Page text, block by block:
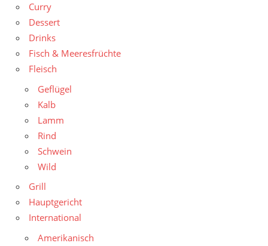
Curry
Dessert
Drinks
Fisch & Meeresfrüchte
Fleisch
Geflügel
Kalb
Lamm
Rind
Schwein
Wild
Grill
Hauptgericht
International
Amerikanisch